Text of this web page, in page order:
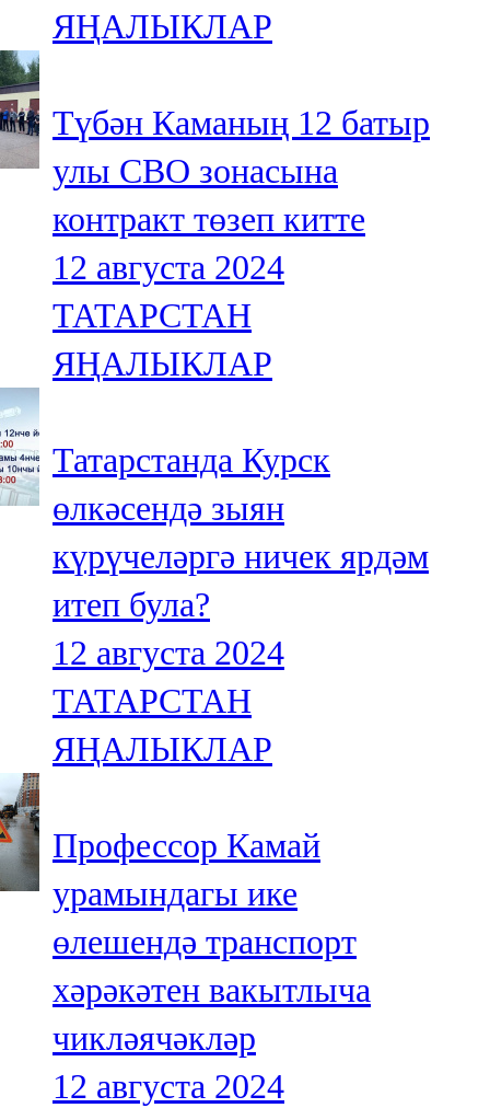
ЯҢАЛЫКЛАР
Түбән Каманың 12 батыр
улы СВО зонасына
контракт төзеп китте
12 августа 2024
ТАТАРСТАН
ЯҢАЛЫКЛАР
Татарстанда Курск
өлкәсендә зыян
күрүчеләргә ничек ярдәм
итеп була?
12 августа 2024
ТАТАРСТАН
ЯҢАЛЫКЛАР
Профессор Камай
урамындагы ике
өлешендә транспорт
хәрәкәтен вакытлыча
чикләячәкләр
12 августа 2024